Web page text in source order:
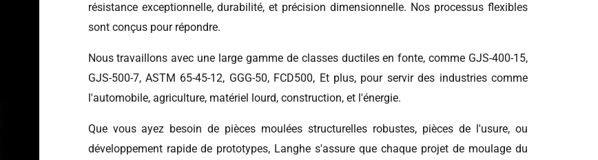
résistance exceptionnelle, durabilité, et précision dimensionnelle. Nos processus flexibles
sont conçus pour répondre.
Nous travaillons avec une large gamme de classes ductiles en fonte, comme GJS-400-15,
GJS-500-7, ASTM 65-45-12, GGG-50, FCD500, Et plus, pour servir des industries comme
l'automobile, agriculture, matériel lourd, construction, et l'énergie.
Que vous ayez besoin de pièces moulées structurelles robustes, pièces de l'usure, ou
développement rapide de prototypes, Langhe s'assure que chaque projet de moulage du